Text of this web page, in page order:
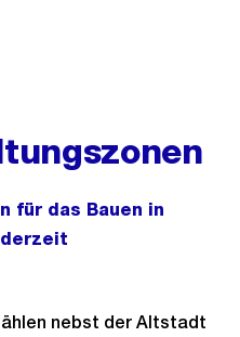
für das Bauen in
nebst der Altstadt